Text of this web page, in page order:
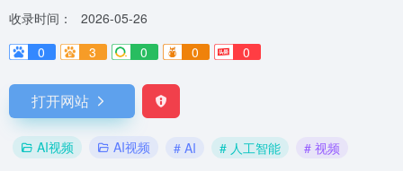
收录时间：
2026-05-26
0
3 0 0 0
打开网站
AI视频 AI视频 # AI # 人工智能 # 视频